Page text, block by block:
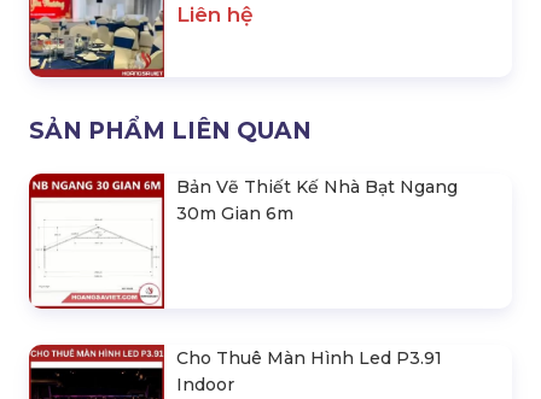
Liên hệ
SẢN PHẨM LIÊN QUAN
Bản Vẽ Thiết Kế Nhà Bạt Ngang
30m Gian 6m
Cho Thuê Màn Hình Led P3.91
Indoor